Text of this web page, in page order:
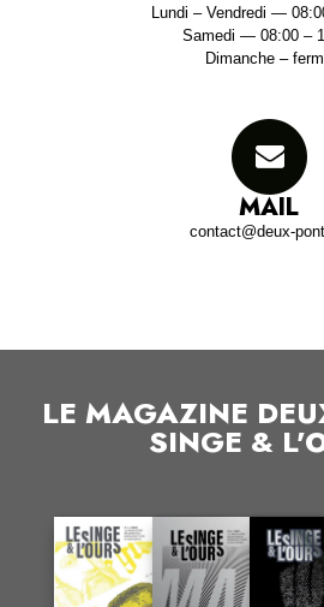
Lundi – Vendredi —
Samedi — 08:00 –
Dimanche –
MAIL
contact@deux-
LE MAGAZINE
SINGE &